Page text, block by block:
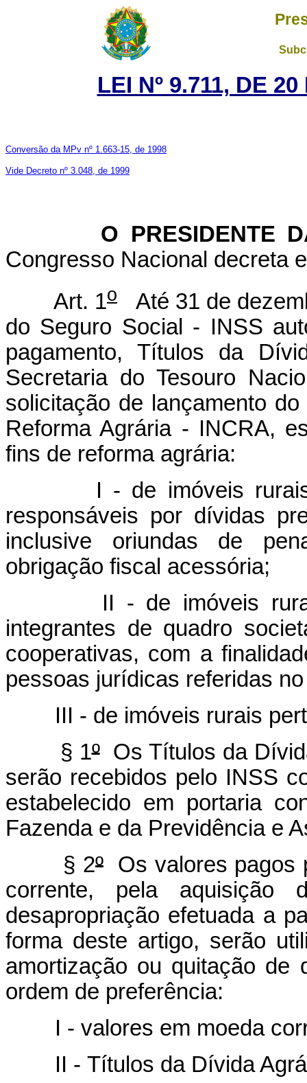
LEI Nº 9.711, DE
Conversão da MPv nº 1.663-15, de 1998
Vide Decreto nº 3.048, de 1999
O PRESIDENTE DA
Congresso Nacional decreta
Art. 1o
Até 31 de
do Seguro Social - INSS
pagamento, Títulos da
Secretaria do Tesouro
solicitação de lançamento
Reforma Agrária - INCRA,
fins de reforma agrária:
I - de imóveis rurais
responsáveis por dívidas
inclusive oriundas de
obrigação fiscal acessória;
II - de imóveis rurais
integrantes de quadro
cooperativas, com a
pessoas jurídicas referidas
III - de imóveis rurais
§ 1ºOs Títulos da
serão recebidos pelo INSS
estabelecido em portaria
Fazenda e da Previdência e
§ 2ºOs valores pagos
corrente, pela aquisição
desapropriação efetuada a
forma deste artigo, serão
amortização ou quitação de
ordem de preferência:
I - valores em moeda
II - Títulos da Dívida